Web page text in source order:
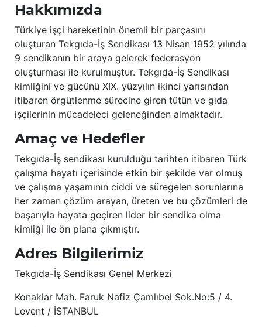
Hakkımızda
Türkiye işçi hareketinin önemli bir parçasını
oluşturan Tekgıda-İş Sendikası 13 Nisan 1952 yılında
9 sendikanın bir araya gelerek federasyon
oluşturması ile kurulmuştur. Tekgıda-İş Sendikası
kimliğini ve gücünü XIX. yüzyılın ikinci yarısından
itibaren örgütlenme sürecine giren tütün ve gıda
işçilerinin mücadeleci geleneğinden almaktadır.
Amaç ve Hedefler
Tekgıda-İş sendikası kurulduğu tarihten itibaren Türk
çalışma hayatı içerisinde etkin bir şekilde var olmuş
ve çalışma yaşamının ciddi ve süregelen sorunlarına
her zaman çözüm arayan, üreten ve bu çözümleri de
başarıyla hayata geçiren lider bir sendika olma
kimliği ile ön plana çıkmıştır.
Adres Bilgilerimiz
Tekgıda-İş Sendikası Genel Merkezi
Konaklar Mah. Faruk Nafiz Çamlıbel Sok.No:5 / 4.
Levent / İSTANBUL